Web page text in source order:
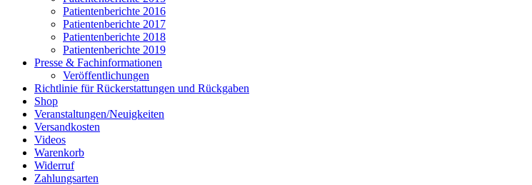
Patientenberichte 2016
Patientenberichte 2017
Patientenberichte 2018
Patientenberichte 2019
Presse & Fachinformationen
Veröffentlichungen
Richtlinie für Rückerstattungen und Rückgaben
Shop
Veranstaltungen/Neuigkeiten
Versandkosten
Videos
Warenkorb
Widerruf
Zahlungsarten